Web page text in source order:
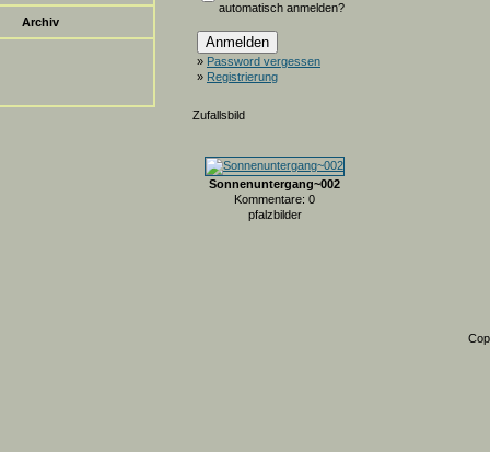
Archiv
automatisch anmelden?
» Password vergessen
» Registrierung
Zufallsbild
Sonnenuntergang~002
Kommentare: 0
pfalzbilder